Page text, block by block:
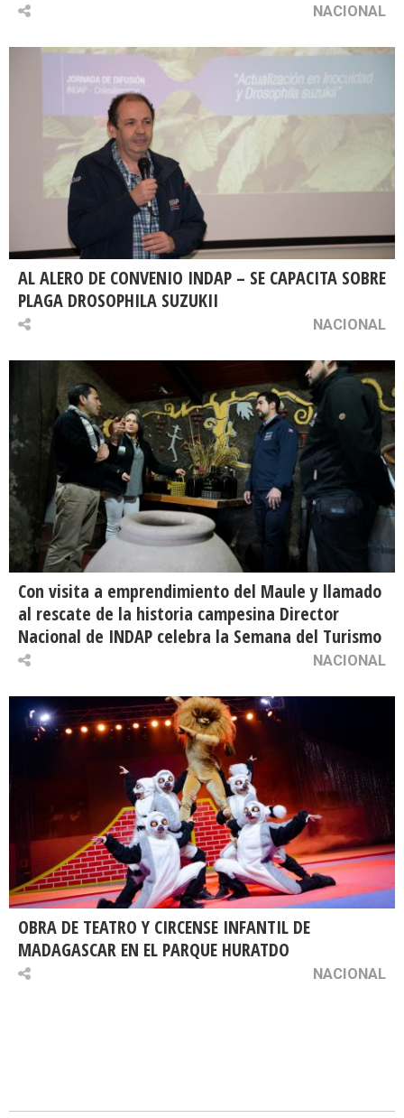
NACIONAL
AL ALERO DE CONVENIO INDAP – SE CAPACITA SOBRE
PLAGA DROSOPHILA SUZUKII
NACIONAL
Con visita a emprendimiento del Maule y llamado
al rescate de la historia campesina Director
Nacional de INDAP celebra la Semana del Turismo
NACIONAL
OBRA DE TEATRO Y CIRCENSE INFANTIL DE
MADAGASCAR EN EL PARQUE HURATDO
NACIONAL